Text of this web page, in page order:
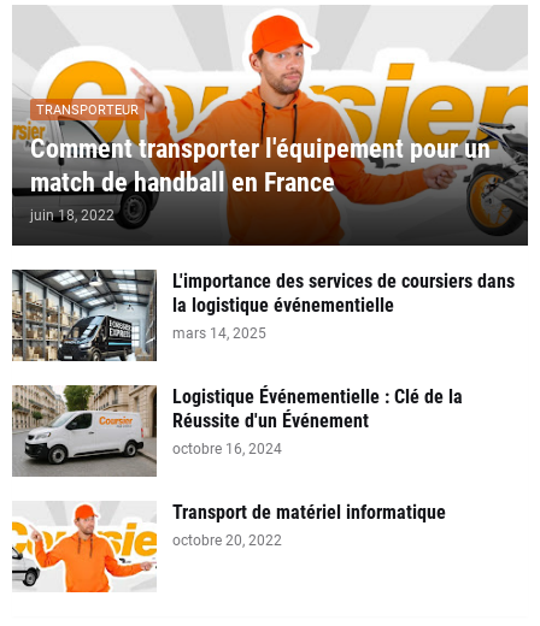
TRANSPORTEUR
Comment transporter l'équipement pour un
match de handball en France
juin 18, 2022
L'importance des services de coursiers dans
la logistique événementielle
mars 14, 2025
Logistique Événementielle : Clé de la
Réussite d'un Événement
octobre 16, 2024
Transport de matériel informatique
octobre 20, 2022